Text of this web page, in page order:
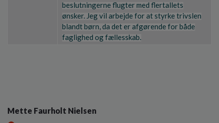
beslutningerne flugter med flertallets
ønsker. Jeg vil arbejde for at styrke trivslen
blandt børn, da det er afgørende for både
faglighed og fællesskab.
Mette Faurholt Nielsen